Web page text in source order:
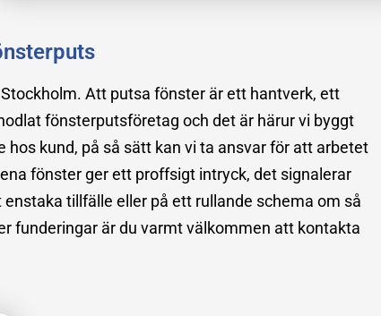
Att putsa fönster är ett hantverk, ett
fönsterputsföretag och det är härur vi byggt
kund, på så sätt kan vi ta ansvar för att arbetet
fönster ger ett proffsigt intryck, det signalerar
tillfälle eller på ett rullande schema om så
funderingar är du varmt välkommen att kontakta